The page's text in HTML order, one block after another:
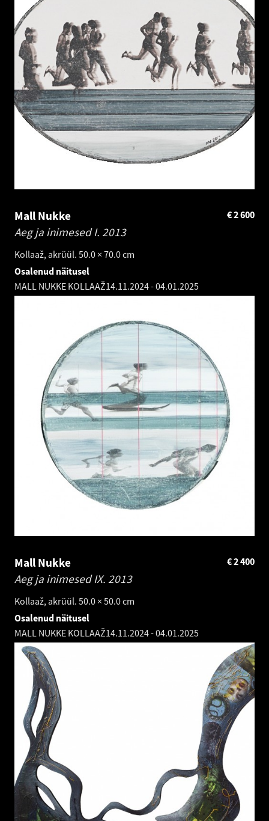
Mall Nukke
Aeg ja inimesed I. 2013
Kollaaž, akrüül. 50.0 × 70.0 cm
2 600
€
Osalenud näitusel
MALL NUKKE KOLLAAŽ14.11.2024-04.01.2025
Mall Nukke
Aeg ja inimesed IX. 2013
Kollaaž, akrüül. 50.0 × 50.0 cm
2 400
€
Osalenud näitusel
MALL NUKKE KOLLAAŽ14.11.2024-04.01.2025